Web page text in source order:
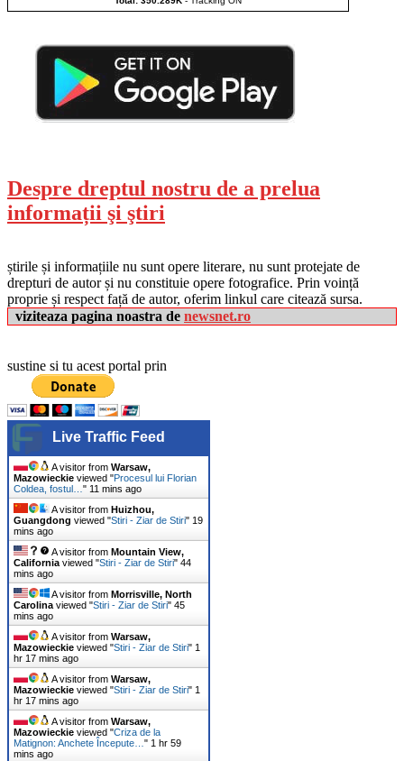
Despre dreptul nostru de a prelua
informații şi ştiri
știrile și informațiile nu sunt opere literare, nu sunt protejate de
drepturi de autor și nu constituie opere fotografice. Prin voință
proprie și respect față de autor, oferim linkul care citează sursa.
viziteaza pagina noastra de newsnet.ro
sustine si tu acest portal prin
Live Traffic Feed
A visitor from Warsaw,
Mazowieckie viewed "Procesul lui Florian
Coldea, fostul…" 11 mins ago
A visitor from Huizhou,
Guangdong viewed "Stiri - Ziar de Stiri" 19
mins ago
A visitor from Mountain View,
Californiaviewed "Stiri - Ziar de Stiri" 44
mins ago
A visitor from Morrisville, North
Carolinaviewed "Stiri - Ziar de Stiri" 45
mins ago
A visitor from Warsaw,
Mazowieckie viewed "Stiri - Ziar de Stiri" 1
hr 17 mins ago
A visitor from Warsaw,
Mazowieckie viewed "Stiri - Ziar de Stiri" 1
hr 17 mins ago
A visitor from Warsaw,
Mazowieckie viewed "Criza de la
Matignon: Anchete Începute…" 1 hr 59
mins ago